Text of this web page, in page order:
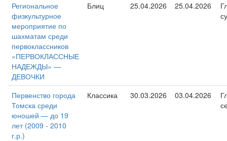
Региональное
физкультурное
мероприятие по
шахматам среди
первоклассников
«ПЕРВОКЛАССНЫЕ
НАДЕЖДЫ» —
ДЕВОЧКИ
Блиц 25.04.2026 25.04.2026
Первенство города
Томска среди
юношей — до 19
лет (2009 - 2010
г.р.)
Классика 30.03.2026 03.04.2026